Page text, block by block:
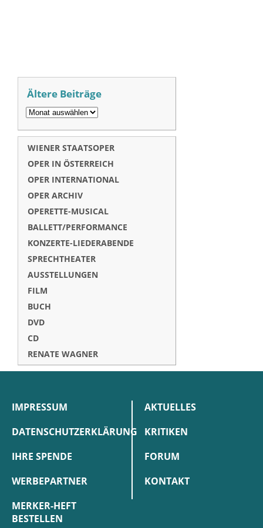
Ältere Beiträge
WIENER STAATSOPER
OPER IN ÖSTERREICH
OPER INTERNATIONAL
OPER ARCHIV
OPERETTE-MUSICAL
BALLETT/PERFORMANCE
KONZERTE-LIEDERABENDE
SPRECHTHEATER
AUSSTELLUNGEN
FILM
BUCH
DVD
CD
RENATE WAGNER
IMPRESSUM
DATENSCHUTZERKLÄRUNG
IHRE SPENDE
WERBEPARTNER
MERKER-HEFT
BESTELLEN
AKTUELLES
KRITIKEN
FORUM
KONTAKT